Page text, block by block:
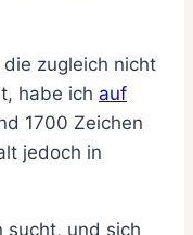
zugleich nicht
habe ich auf
1700 Zeichen
jedoch in
sucht, und sich